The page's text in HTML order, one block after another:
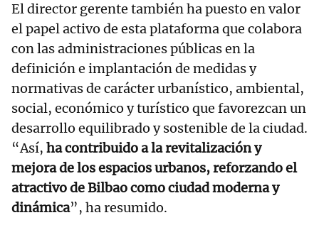
El director gerente también ha puesto en valor
el papel activo de esta plataforma que colabora
con las administraciones públicas en la
definición e implantación de medidas y
normativas de carácter urbanístico, ambiental,
social, económico y turístico que favorezcan un
desarrollo equilibrado y sostenible de la ciudad.
“Así, ha contribuido a la revitalización y
mejora de los espacios urbanos, reforzando el
atractivo de Bilbao como ciudad moderna y
dinámica”, ha resumido.